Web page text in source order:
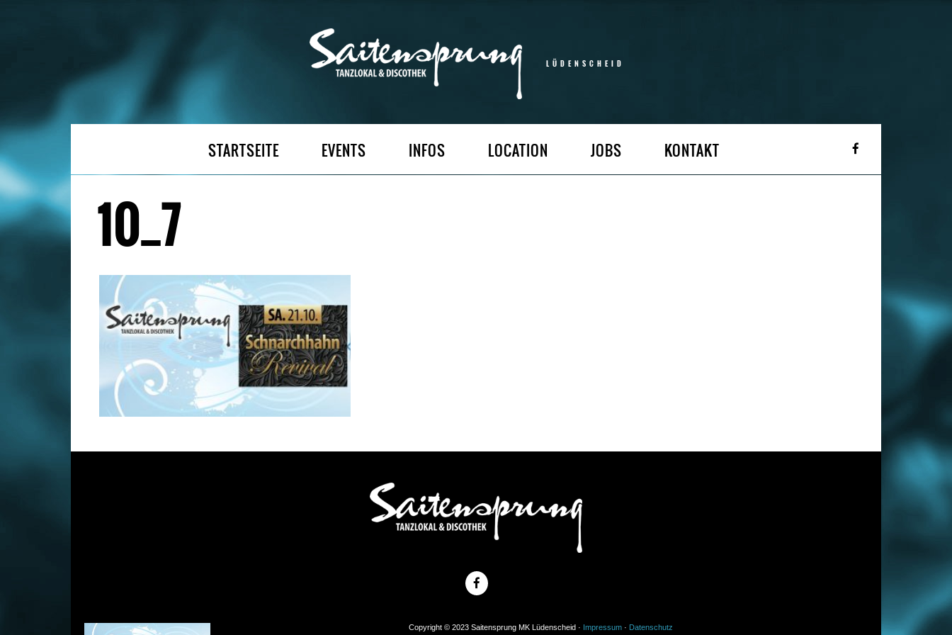
LÜDENSCHEID
STARTSEITE EVENTS INFOS LOCATION JOBS KONTAKT
10_7
Copyright © 2023 Saitensprung MK Lüdenscheid · Impressum· Datenschutz